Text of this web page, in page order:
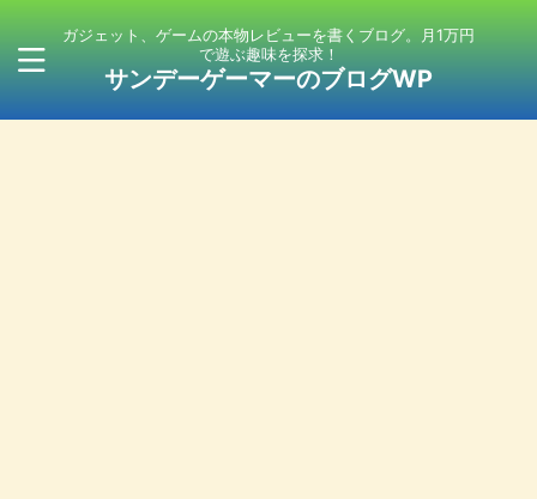
ガジェット、ゲームの本物レビューを書くブログ。月1万円
で遊ぶ趣味を探求！
サンデーゲーマーのブログWP